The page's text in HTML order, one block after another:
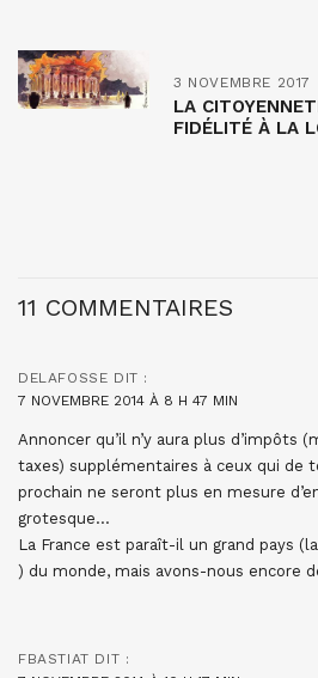
3 NOVEMBRE 2017
LA
FIDÉLITÉ À LA
11 COMMENTAIRES
DELAFOSSE DIT :
7 NOVEMBRE 2014 À 8 H 47 MIN
Annoncer qu’il n’y aura plus d’impôts
taxes) supplémentaires à ceux qui de
prochain ne seront plus en mesure
grotesque…
La France est paraît-il un grand pays
) du monde, mais avons-nous encore
FBASTIAT DIT :